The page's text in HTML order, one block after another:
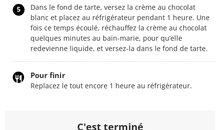
5
Dans le fond de tarte, versez la crème au chocolat
blanc et placez au réfrigérateur pendant 1 heure. Une
fois ce temps écoulé, réchauffez la crème au chocolat
quelques minutes au bain-marie, pour qu’elle
redevienne liquide, et versez-la dans le fond de tarte.
Pour finir
Replacez le tout encore 1 heure au réfrigérateur.
C'est terminé